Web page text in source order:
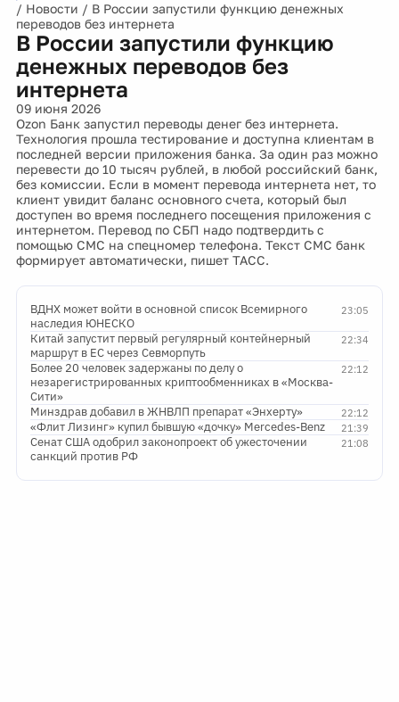
/ Новости / В России запустили функцию денежных
переводов без интернета
В России запустили функцию
денежных переводов без
интернета
09 июня 2026
Ozon Банк запустил переводы денег без интернета.
Технология прошла тестирование и доступна клиентам в
последней версии приложения банка. За один раз можно
перевести до 10 тысяч рублей, в любой российский банк,
без комиссии. Если в момент перевода интернета нет, то
клиент увидит баланс основного счета, который был
доступен во время последнего посещения приложения с
интернетом. Перевод по СБП надо подтвердить с
помощью СМС на спецномер телефона. Текст СМС банк
формирует автоматически, пишет ТАСС.
23:05
ВДНХ может войти в основной список Всемирного
наследия ЮНЕСКО
22:34
Китай запустит первый регулярный контейнерный
маршрут в ЕС через Севморпуть
22:12
Более 20 человек задержаны по делу о
незарегистрированных криптообменниках в «Москва-
Сити»
22:12
Минздрав добавил в ЖНВЛП препарат «Энхерту»
21:39
«Флит Лизинг» купил бывшую «дочку» Mercedes-Benz
21:08
Сенат США одобрил законопроект об ужесточении
санкций против РФ